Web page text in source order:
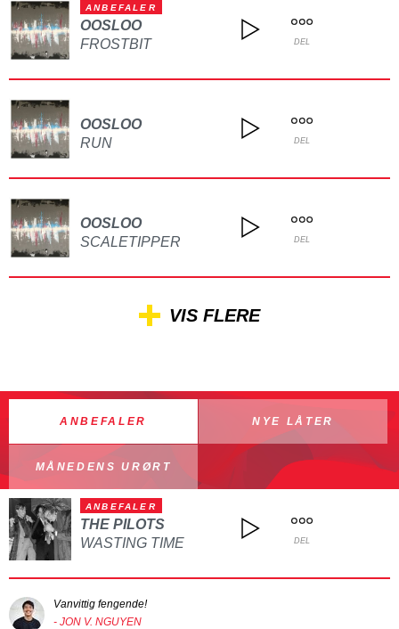
ANBEFALER
OOSLOO
FROSTBIT
DEL
OOSLOO
RUN
DEL
OOSLOO
SCALETIPPER
DEL
VIS FLERE
ANBEFALER NYE LÅTER
MÅNEDENS URØRT
ANBEFALER
THE PILOTS
WASTING TIME
DEL
Vanvittig fengende!
- JON V. NGUYEN